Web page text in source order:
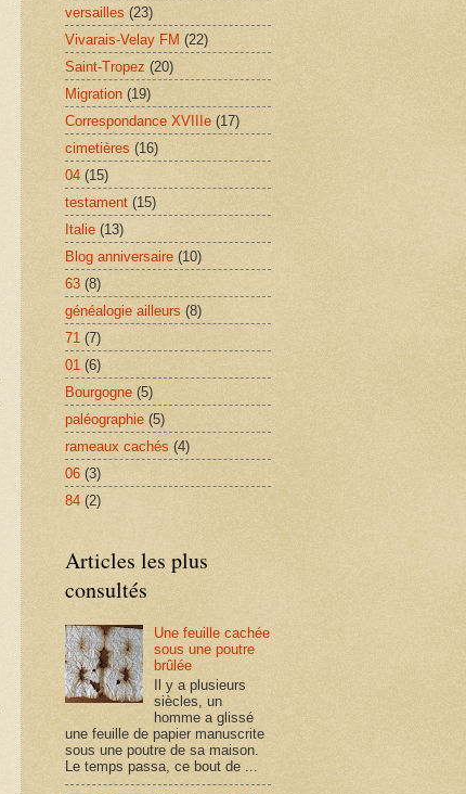
versailles (23)
Vivarais-Velay FM (22)
Saint-Tropez (20)
Migration (19)
Correspondance XVIIIe (17)
cimetières (16)
04 (15)
testament (15)
Italie (13)
Blog anniversaire (10)
63 (8)
généalogie ailleurs (8)
71 (7)
01 (6)
Bourgogne (5)
paléographie (5)
rameaux cachés (4)
06 (3)
84 (2)
Articles les plus
consultés
Une feuille cachée
sous une poutre
brûlée
Il y a plusieurs
siècles, un
homme a glissé
une feuille de papier manuscrite
sous une poutre de sa maison.
Le temps passa, ce bout de ...